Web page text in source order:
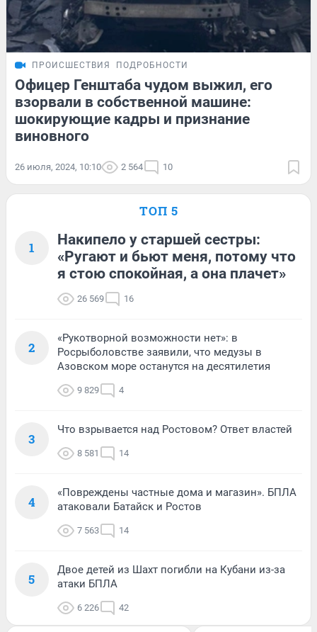
ПРОИСШЕСТВИЯ ПОДРОБНОСТИ
Офицер Генштаба чудом выжил, его
взорвали в собственной машине:
шокирующие кадры и признание
виновного
26 июля, 2024, 10:10 2 564 10
ТОП 5
1
Накипело у старшей сестры:
«Ругают и бьют меня, потому что
я стою спокойная, а она плачет»
26 569 16
2
«Рукотворной возможности нет»: в
Росрыболовстве заявили, что медузы в
Азовском море останутся на десятилетия
9 829 4
3
Что взрывается над Ростовом? Ответ властей
8 581 14
4
«Повреждены частные дома и магазин». БПЛА
атаковали Батайск и Ростов
7 563 14
5
Двое детей из Шахт погибли на Кубани из-за
атаки БПЛА
6 226 42